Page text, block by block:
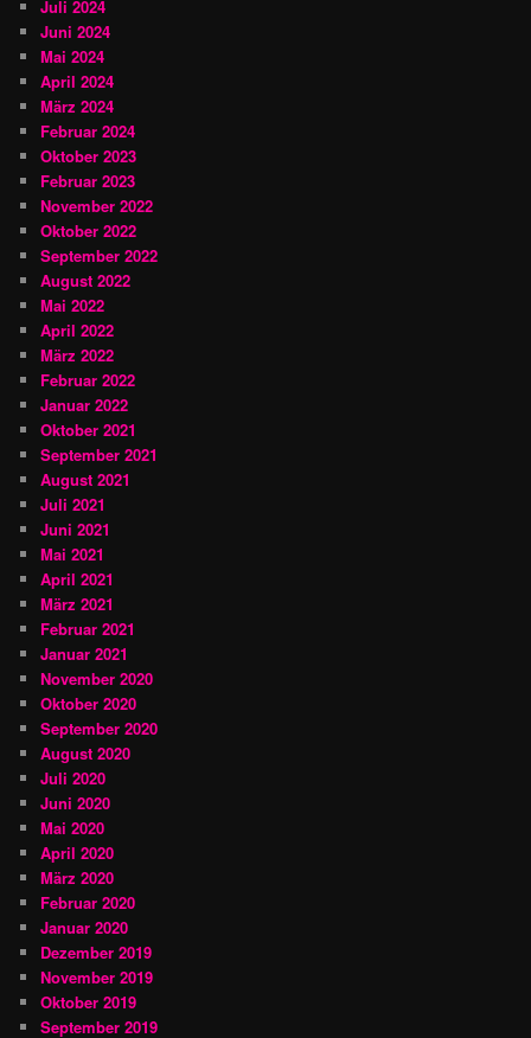
Juli 2024
Juni 2024
Mai 2024
April 2024
März 2024
Februar 2024
Oktober 2023
Februar 2023
November 2022
Oktober 2022
September 2022
August 2022
Mai 2022
April 2022
März 2022
Februar 2022
Januar 2022
Oktober 2021
September 2021
August 2021
Juli 2021
Juni 2021
Mai 2021
April 2021
März 2021
Februar 2021
Januar 2021
November 2020
Oktober 2020
September 2020
August 2020
Juli 2020
Juni 2020
Mai 2020
April 2020
März 2020
Februar 2020
Januar 2020
Dezember 2019
November 2019
Oktober 2019
September 2019